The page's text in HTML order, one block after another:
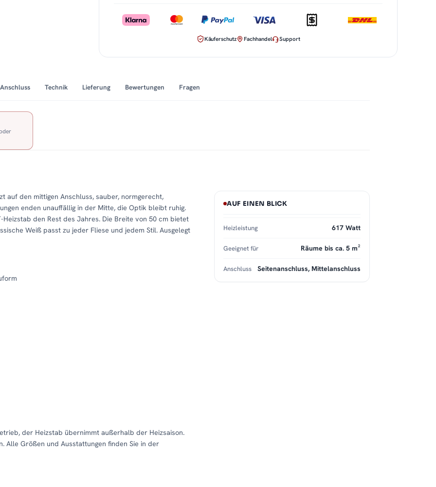
Käuferschutz Fachhandel Support
Anschluss Technik Lieferung Bewertungen Fragen
auf den mittigen Anschluss, sauber, normgerecht,
enden unauffällig in der Mitte, die Optik bleibt ruhig.
den Rest des Jahres. Die Breite von 50 cm bietet
Weiß passt zu jeder Fliese und jedem Stil. Ausgelegt
der Heizstab übernimmt außerhalb der Heizsaison.
Alle Größen und Ausstattungen finden Sie in der
AUF EINEN BLICK
Heizleistung 617 Watt
Geeignet für Räume bis ca. 5 m²
Anschluss Seitenanschluss, Mittelanschluss